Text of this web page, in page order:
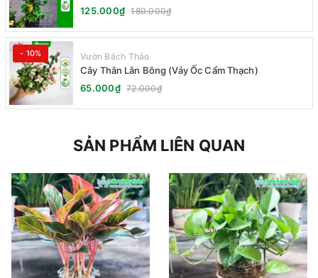
125.000₫ 180.000₫
- 10% Vườn Bách Thảo
Cây Thằn Lằn Bông (Vảy Ốc Cẩm Thạch)
65.000₫ 72.000₫
SẢN PHẨM LIÊN QUAN